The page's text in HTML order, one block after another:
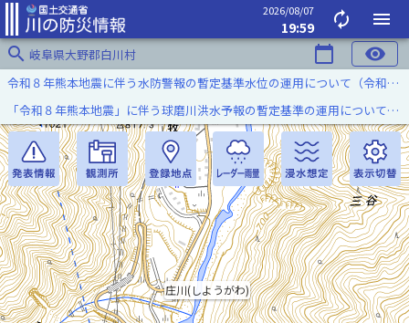
2026/08/07
19:59 autorenew
menu
search 岐阜県大野郡白川村 calendar_today visibility
庄川(しようがわ)
令和８年熊本地震に伴う水防警報の暫定基準水位の運用について（令和８年８月７日）
「令和８年熊本地震」に伴う球磨川洪水予報の暫定基準の運用について（令和８年８月５日）